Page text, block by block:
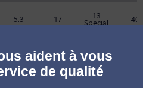
5.3 17 13
Special 40
réserve de quantité minimum
des disponibilités de stock
aident à vous
de qualité